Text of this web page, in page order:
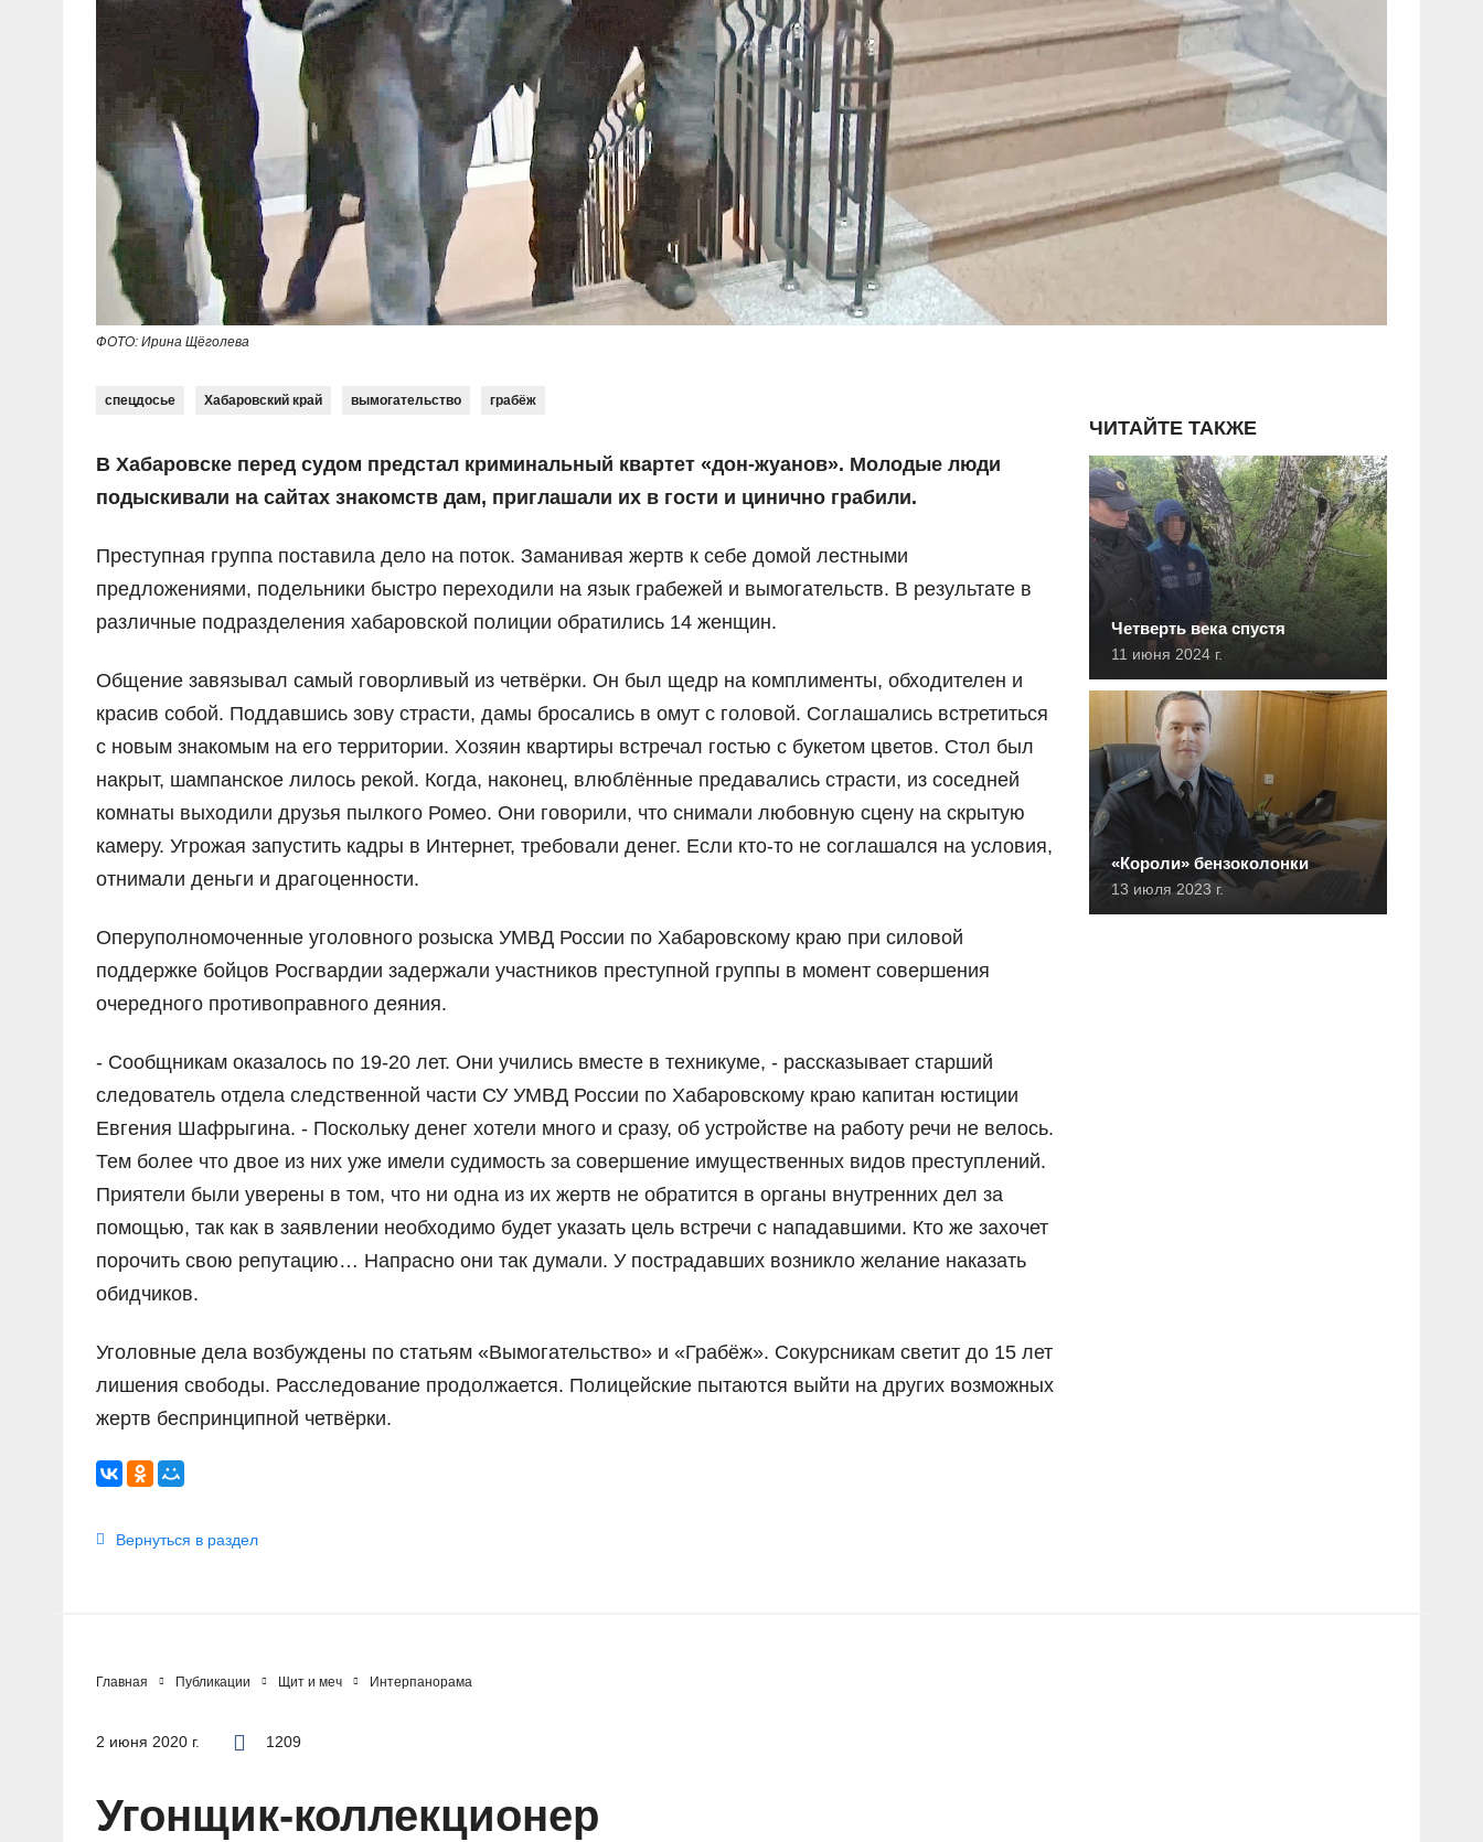
ФОТО: Ирина Щёголева
спецдосье Хабаровский край вымогательство грабёж
В Хабаровске перед судом предстал криминальный квартет «дон-жуанов». Молодые люди
подыскивали на сайтах знакомств дам, приглашали их в гости и цинично грабили.
Преступная группа поставила дело на поток. Заманивая жертв к себе домой лестными
предложениями, подельники быстро переходили на язык грабежей и вымогательств. В результате в
различные подразделения хабаровской полиции обратились 14 женщин.
Общение завязывал самый говорливый из четвёрки. Он был щедр на комплименты, обходителен и
красив собой. Поддавшись зову страсти, дамы бросались в омут с головой. Соглашались встретиться
с новым знакомым на его территории. Хозяин квартиры встречал гостью с букетом цветов. Стол был
накрыт, шампанское лилось рекой. Когда, наконец, влюблённые предавались страсти, из соседней
комнаты выходили друзья пылкого Ромео. Они говорили, что снимали любовную сцену на скрытую
камеру. Угрожая запустить кадры в Интернет, требовали денег. Если кто-то не соглашался на условия,
отнимали деньги и драгоценности.
Оперуполномоченные уголовного розыска УМВД России по Хабаровскому краю при силовой
поддержке бойцов Росгвардии задержали участников преступной группы в момент совершения
очередного противоправного деяния.
- Сообщникам оказалось по 19-20 лет. Они учились вместе в техникуме, - рассказывает старший
следователь отдела следственной части СУ УМВД России по Хабаровскому краю капитан юстиции
Евгения Шафрыгина. - Поскольку денег хотели много и сразу, об устройстве на работу речи не велось.
Тем более что двое из них уже имели судимость за совершение имущественных видов преступлений.
Приятели были уверены в том, что ни одна из их жертв не обратится в органы внутренних дел за
помощью, так как в заявлении необходимо будет указать цель встречи с нападавшими. Кто же захочет
порочить свою репутацию… Напрасно они так думали. У пострадавших возникло желание наказать
обидчиков.
Уголовные дела возбуждены по статьям «Вымогательство» и «Грабёж». Сокурсникам светит до 15 лет
лишения свободы. Расследование продолжается. Полицейские пытаются выйти на других возможных
жертв беспринципной четвёрки.
Вернуться в раздел
ЧИТАЙТЕ ТАКЖЕ
Четверть века спустя
11 июня 2024 г.
«Короли» бензоколонки
13 июля 2023 г.
Главная Публикации Щит и меч Интерпанорама
2 июня 2020 г. 1209
Угонщик-коллекционер